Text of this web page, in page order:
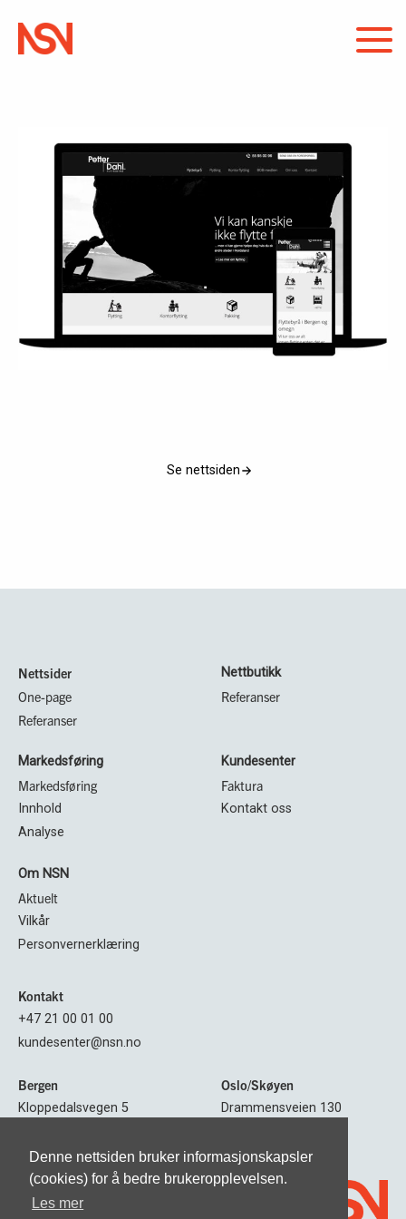
Denne nettsiden bruker informasjonskapsler
(cookies) for å bedre brukeropplevelsen.
Les mer
Se nettsiden
Nettsider
One-page
Referanser
Nettbutikk
Referanser
Markedsføring
Markedsføring
Innhold
Analyse
Kundesenter
Faktura
Kontakt oss
Om NSN
Aktuelt
Vilkår
Personvernerklæring
Kontakt
+47 21 00 01 00
kundesenter@nsn.no
Bergen
Kloppedalsvegen 5
Oslo/Skøyen
Drammensveien 130
Følg oss